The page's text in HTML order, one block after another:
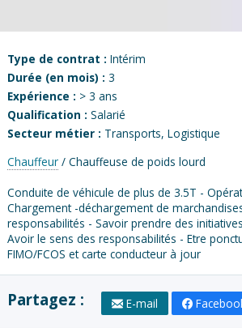
Type de contrat : Intérim
Durée (en mois) : 3
Expérience : > 3 ans
Qualification : Salarié
Secteur métier : Transports, Logistique
Chauffeur / Chauffeuse de poids lourd
Conduite de véhicule de plus de 3.5T -
Chargement -déchargement de
responsabilités - Savoir prendre des
Avoir le sens des responsabilités - Etre
FIMO/FCOS et carte conducteur à jour
Partagez : E-mail